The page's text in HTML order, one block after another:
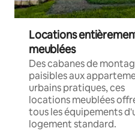
Locations
meublées
Des cabanes de
paisibles aux
urbains pratiques, ces
locations meublées
tous les équipements
logement standard.